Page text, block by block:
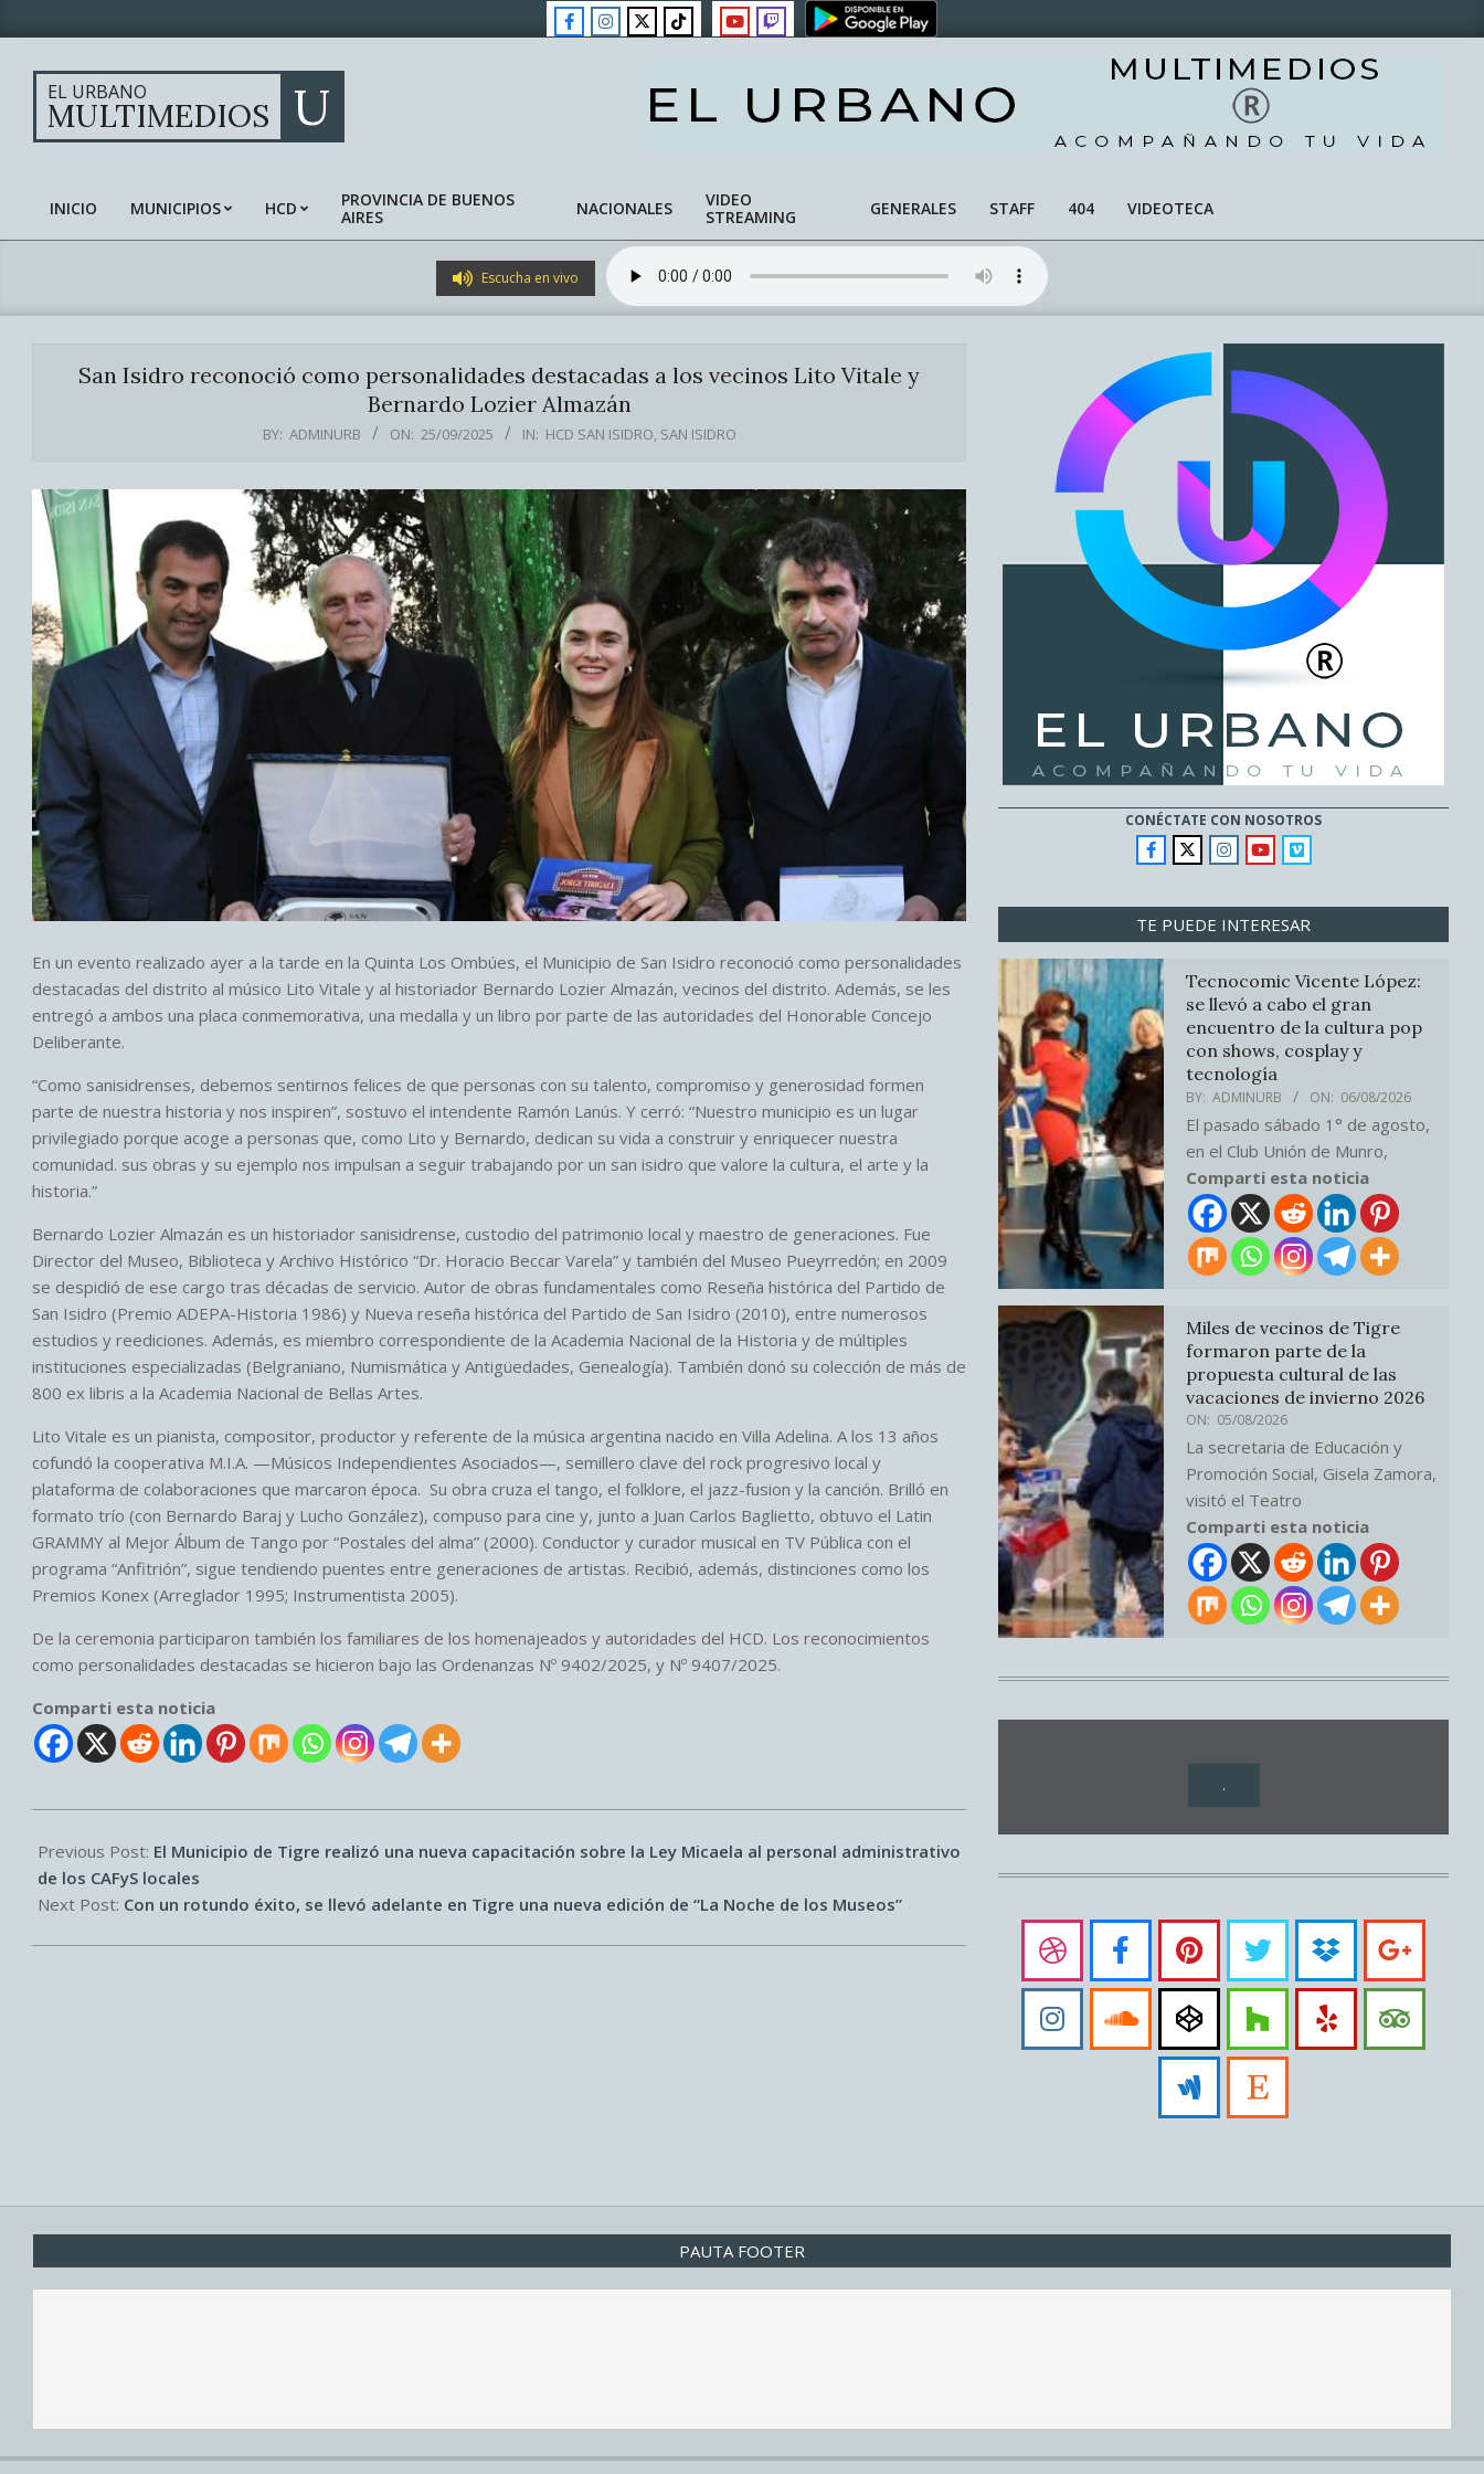
to
content
EL URBANO
MULTIMEDIOS U
Primary
Navigation
INICIO MUNICIPIOS HCD
PROVINCIA DE BUENOS
AIRES
NACIONALES
VIDEO
STREAMING
GENERALES STAFF 404 VIDEOTECA
Escucha en vivo
San Isidro reconoció como personalidades destacadas a los vecinos Lito Vitale y
Bernardo Lozier Almazán
BY: ADMINURB ON: 25/09/2025 IN: HCD SAN ISIDRO, SAN ISIDRO
En un evento realizado ayer a la tarde en la Quinta Los Ombúes, el Municipio de San Isidro reconoció como personalidades
destacadas del distrito al músico Lito Vitale y al historiador Bernardo Lozier Almazán, vecinos del distrito. Además, se les
entregó a ambos una placa conmemorativa, una medalla y un libro por parte de las autoridades del Honorable Concejo
Deliberante.
“Como sanisidrenses, debemos sentirnos felices de que personas con su talento, compromiso y generosidad formen
parte de nuestra historia y nos inspiren”, sostuvo el intendente Ramón Lanús. Y cerró: “Nuestro municipio es un lugar
privilegiado porque acoge a personas que, como Lito y Bernardo, dedican su vida a construir y enriquecer nuestra
comunidad. sus obras y su ejemplo nos impulsan a seguir trabajando por un san isidro que valore la cultura, el arte y la
historia.”
Bernardo Lozier Almazán es un historiador sanisidrense, custodio del patrimonio local y maestro de generaciones. Fue
Director del Museo, Biblioteca y Archivo Histórico “Dr. Horacio Beccar Varela” y también del Museo Pueyrredón; en 2009
se despidió de ese cargo tras décadas de servicio. Autor de obras fundamentales como Reseña histórica del Partido de
San Isidro (Premio ADEPA-Historia 1986) y Nueva reseña histórica del Partido de San Isidro (2010), entre numerosos
estudios y reediciones. Además, es miembro correspondiente de la Academia Nacional de la Historia y de múltiples
instituciones especializadas (Belgraniano, Numismática y Antigüedades, Genealogía). También donó su colección de más de
800 ex libris a la Academia Nacional de Bellas Artes.
Lito Vitale es un pianista, compositor, productor y referente de la música argentina nacido en Villa Adelina. A los 13 años
cofundó la cooperativa M.I.A. —Músicos Independientes Asociados—, semillero clave del rock progresivo local y
plataforma de colaboraciones que marcaron época. Su obra cruza el tango, el folklore, el jazz-fusion y la canción. Brilló en
formato trío (con Bernardo Baraj y Lucho González), compuso para cine y, junto a Juan Carlos Baglietto, obtuvo el Latin
GRAMMY al Mejor Álbum de Tango por “Postales del alma” (2000). Conductor y curador musical en TV Pública con el
programa “Anfitrión”, sigue tendiendo puentes entre generaciones de artistas. Recibió, además, distinciones como los
Premios Konex (Arreglador 1995; Instrumentista 2005).
De la ceremonia participaron también los familiares de los homenajeados y autoridades del HCD. Los reconocimientos
como personalidades destacadas se hicieron bajo las Ordenanzas Nº 9402/2025, y Nº 9407/2025.
Comparti esta noticia
09-
25
Previous Post: El Municipio de Tigre realizó una nueva capacitación sobre la Ley Micaela al personal administrativo
de los CAFyS locales
Next Post: Con un rotundo éxito, se llevó adelante en Tigre una nueva edición de “La Noche de los Museos”
CONÉCTATE CON NOSOTROS
TE PUEDE INTERESAR
Tecnocomic Vicente López:
se llevó a cabo el gran
encuentro de la cultura pop
con shows, cosplay y
tecnología
BY: ADMINURB ON: 06/08/2026
El pasado sábado 1° de agosto,
en el Club Unión de Munro,
Comparti esta noticia
Miles de vecinos de Tigre
formaron parte de la
propuesta cultural de las
vacaciones de invierno 2026
ON: 05/08/2026
La secretaria de Educación y
Promoción Social, Gisela Zamora,
visitó el Teatro
Comparti esta noticia
.
PAUTA FOOTER